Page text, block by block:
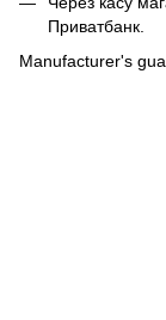
Приватбанк.
Manufacturer's